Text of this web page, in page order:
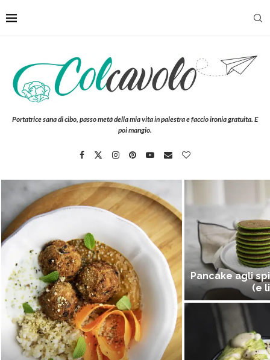
Portatrice sana di cibo, passo metà della mia vita in palestra e faccio ironia gratuita. E
poi mangio.
Pancake agli
(e